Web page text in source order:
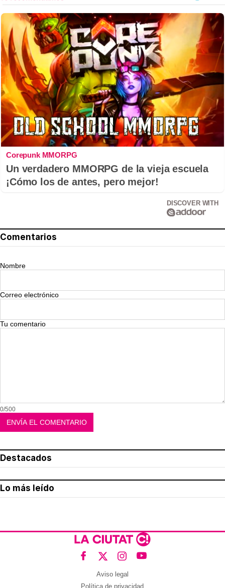
Corepunk MMORPG
Un verdadero MMORPG de la vieja escuela
¡Cómo los de antes, pero mejor!
DISCOVER WITH
Comentarios
Nombre
Correo electrónico
Tu comentario
0/500
Destacados
Lo más leído
Aviso legal
Política de privacidad